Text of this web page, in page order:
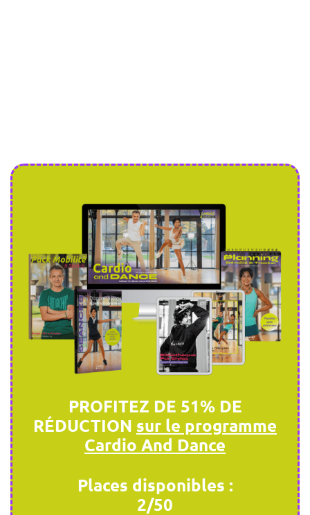
PROFITEZ DE 51% DE
RÉDUCTION sur le programme
Cardio And Dance
Places disponibles :
2/50